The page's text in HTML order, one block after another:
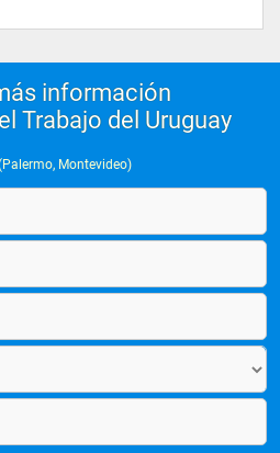
información
Trabajo del Uruguay
Montevideo)